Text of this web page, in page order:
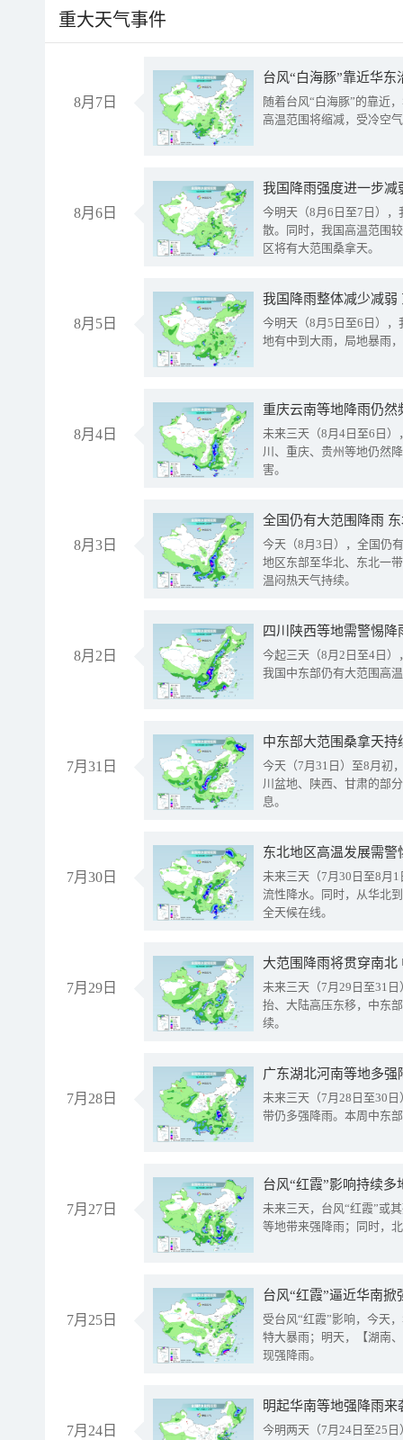
重大天气事件
8月7日
台风“白海豚”靠近华
随着台风“白海豚”的靠近
高温范围将缩减，受冷空
8月6日
今明天（8月6日至7日）
散。同时，我国高温范围
区将有大范围桑拿天。
8月5日
我国降雨整体减少减弱
今明天（8月5日至6日）
地有中到大雨，局地暴雨
8月4日
重庆云南等地降雨仍然
未来三天（8月4日至6日
川、重庆、贵州等地仍然
害。
8月3日
全国仍有大范围降雨
今天（8月3日），全国仍
地区东部至华北、东北一
温闷热天气持续。
8月2日
今起三天（8月2日至4日
我国中东部仍有大范围高
7月31日
中东部大范围桑拿天
今天（7月31日）至8月初
川盆地、陕西、甘肃的部
息。
7月30日
东北地区高温发展需
未来三天（7月30日至8月
流性降水。同时，从华北
全天候在线。
7月29日
大范围降雨将贯穿南
未来三天（7月29日至31
抬、大陆高压东移，中东
续。
7月28日
广东湖北河南等地多
未来三天（7月28日至30
带仍多强降雨。本周中东
7月27日
台风“红霞”影响持续
未来三天，台风“红霞”或
等地带来强降雨；同时，
7月25日
台风“红霞”逼近华南
受台风“红霞”影响，今天
特大暴雨；明天，【湖南
现强降雨。
7月24日
明起华南等地强降雨
今明两天（7月24日至25